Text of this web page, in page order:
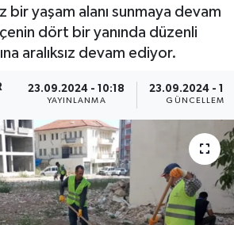
bir yaşam alanı sunmaya devam
dört bir yanında düzenli
aralıksız devam ediyor.
23.09.2024 - 10:18
YAYINLANMA
23.09.2024 -
GÜNCELLEME